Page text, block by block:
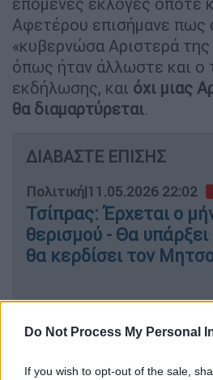
Do Not Process My Personal
If you wish to opt-out of the sale,
Αφετέρου επισήμανε πως
«κυβερνώσα Αριστερά της
όπως ήταν άλλωστε και ο
εκδήλωσης, και όχι μιας
θα διαμαρτύρεται.
ΔΙΑΒΑΣΤΕ ΕΠΙΣΗΣ
Πολιτική|11.05.2026 22:02
Τσίπρας: Έρχεται ο
θερισμού - Θα
θα κερδίσει τον
Καταγγελτικός λόγος